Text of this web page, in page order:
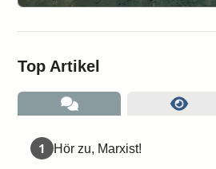
Top Artikel
1 Hör zu, Marxist!